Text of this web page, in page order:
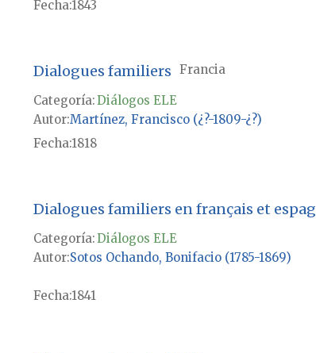
Fecha1843
Dialogues familiers Francia
Categoría:Diálogos ELE
Autor Martínez, Francisco (¿?-1809-¿?)
Fecha1818
Dialogues familiers en français et
Categoría:Diálogos ELE
Autor Sotos Ochando, Bonifacio (1785-1869)
Fecha1841